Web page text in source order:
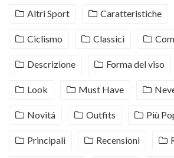
Altri Sport Caratteristiche
Ciclismo Classici
Descrizione Forma del viso
Look Must Have
Novitá Outfits Più
Principali Recensioni